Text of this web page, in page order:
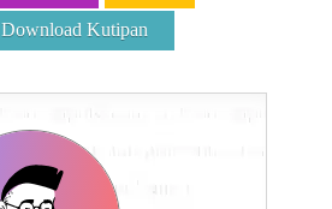
Download Kutipan